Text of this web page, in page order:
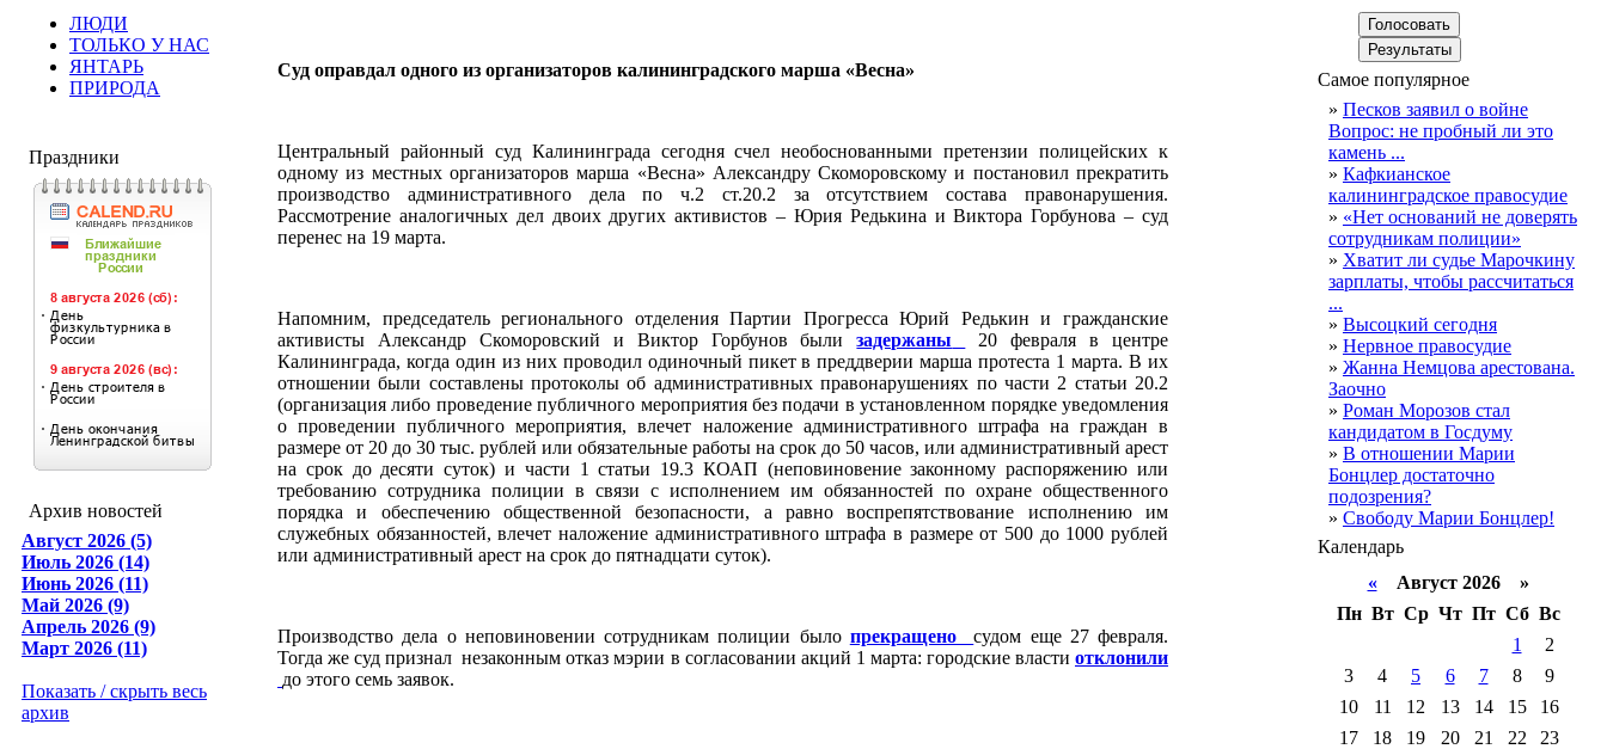
ЛЮДИ
ТОЛЬКО У НАС
ЯНТАРЬ
ПРИРОДА
Праздники
Архив новостей
Август 2026 (5)
Июль 2026 (14)
Июнь 2026 (11)
Май 2026 (9)
Апрель 2026 (9)
Март 2026 (11)
Показать / скрыть весь
архив
Суд оправдал одного из организаторов калининградского марша «Весна»
Центральный районный суд Калининграда сегодня счел необоснованными претензии полицейских к
одному из местных организаторов марша «Весна» Александру Скоморовскому и постановил прекратить
производство административного дела по ч.2 ст.20.2 за отсутствием состава правонарушения.
Рассмотрение аналогичных дел двоих других активистов – Юрия Редькина и Виктора Горбунова – суд
перенес на 19 марта.
Напомним, председатель регионального отделения Партии Прогресса Юрий Редькин и гражданские
активисты Александр Скоморовский и Виктор Горбунов былизадержаны
20 февраля в центре
Калининграда, когда один из них проводил одиночный пикет в преддверии марша протеста 1 марта. В их
отношении были составлены протоколы об административных правонарушениях по части 2 статьи 20.2
(организация либо проведение публичного мероприятия без подачи в установленном порядке уведомления
о проведении публичного мероприятия, влечет наложение административного штрафа на граждан в
размере от 20 до 30 тыс. рублей или обязательные работы на срок до 50 часов, или административный арест
на срок до десяти суток) и части 1 статьи 19.3 КОАП (неповиновение законному распоряжению или
требованию сотрудника полиции в связи с исполнением им обязанностей по охране общественного
порядка и обеспечению общественной безопасности, а равно воспрепятствование исполнению им
служебных обязанностей, влечет наложение административного штрафа в размере от 500 до 1000 рублей
или административный арест на срок до пятнадцати суток).
Производство дела о неповиновении сотрудникам полиции было прекращеносудом еще 27 февраля.
Тогда же суд признал незаконным отказ мэрии в согласовании акций 1 марта: городские власти отклонили
до этого семь заявок.
Самое популярное
» Песков заявил о войне
Вопрос: не пробный ли это
камень ...
» Кафкианское
калининградское правосудие
» «Нет оснований не доверять
сотрудникам полиции»
» Хватит ли судье Марочкину
зарплаты, чтобы рассчитаться
...
» Высоцкий сегодня
» Нервное правосудие
» Жанна Немцова арестована.
Заочно
» Роман Морозов стал
кандидатом в Госдуму
» В отношении Марии
Бонцлер достаточно
подозрения?
» Свободу Марии Бонцлер!
Календарь
«Август 2026 »
Пн Вт Ср Чт Пт Сб Вс
1
2
3
4 5 6 7 8
9
10
11 12 13 14 15
16
17
18 19 20 21 22
23